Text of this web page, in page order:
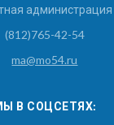
администрация
(812)765-42-54
ma@mo54.ru
В СОЦСЕТЯХ: